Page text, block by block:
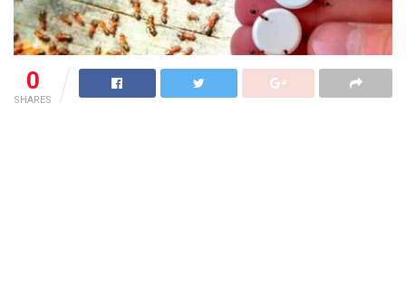
0
SHARES